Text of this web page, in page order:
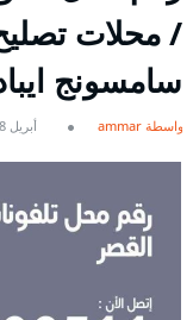
/ محلات
سامسونج
بواسطة ammar أبريل 28, 2021